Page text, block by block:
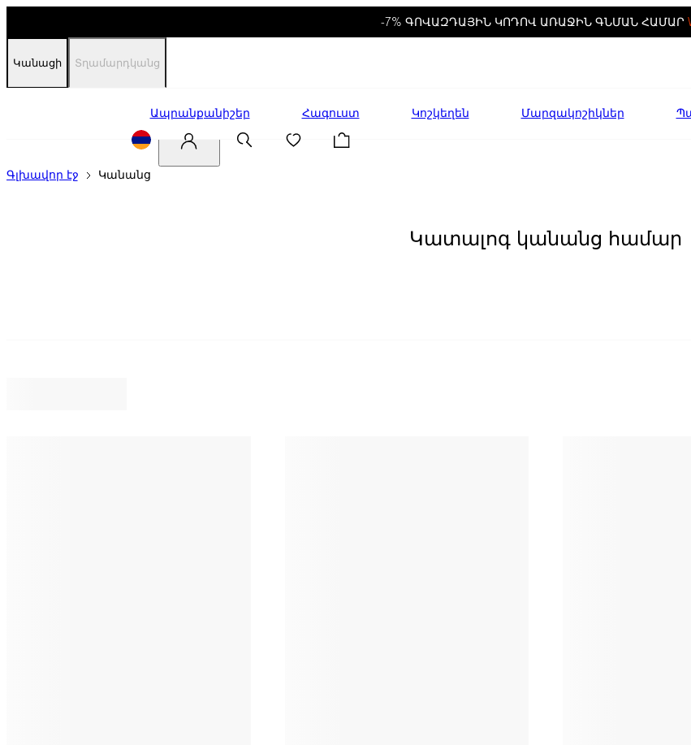
-7% ԳՈՎԱԶԴԱՅԻՆ ԿՈԴՈՎ ԱՌԱՋԻՆ ԳՆՄԱՆ ՀԱՄԱՐ
Կանացի Տղամարդկանց
Ապրանքանիշեր Հագուստ Կոշկեղեն Մարզակոշիկներ
Գլխավոր էջ Կանանց
Կատալոգ կանանց համար